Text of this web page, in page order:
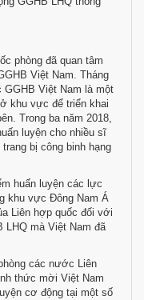
phòng đã quan tâm
Việt Nam. Tháng
GGHB Việt Nam là một
khu vực để triển khai
Trong ba năm 2018,
luyện cho nhiều sĩ
bị công binh hạng
huấn luyện các lực
khu vực Đông Nam Á
Liên hợp quốc đối với
LHQ mà Việt Nam đã
các nước Liên
thức mời Việt Nam
cơ động tại một số